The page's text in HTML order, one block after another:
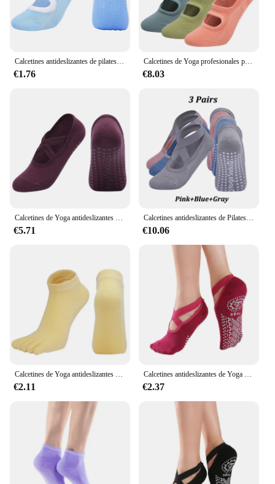
Calcetines antideslizantes de pilates para mujer, transpirables, para yoga, tobilleros para Ballet, baile, gimnasio y fitness
€1.76
Calcetines de Yoga profesionales para mujer, medias antideslizantes de silicona para Ballet, Pilates, transpirables con espalda descubierta, 3 pares
€8.03
Calcetines de Yoga antideslizantes para mujer, medias de algodón transpirables para Fitness, Pilates, interior, Espalda descubierta, Ballet, baile, deportes, gimnasio
€5.71
Calcetines antideslizantes de Pilates con vendaje para mujer, medias de algodón sin espalda para Yoga, Fitness, Ballet, baile, entrenamiento, deporte, zapatilla, novedad
€10.06
Calcetines de Yoga antideslizantes para mujer, medias transpirables de algodón con cinco dedos, elásticos, para deportes, Fitness, Pilates, Ballet y baile
€2.11
Calcetines antideslizantes de Yoga y Pilates para mujer, medias transpirables de algodón para Ballet, buen agarre
€2.37